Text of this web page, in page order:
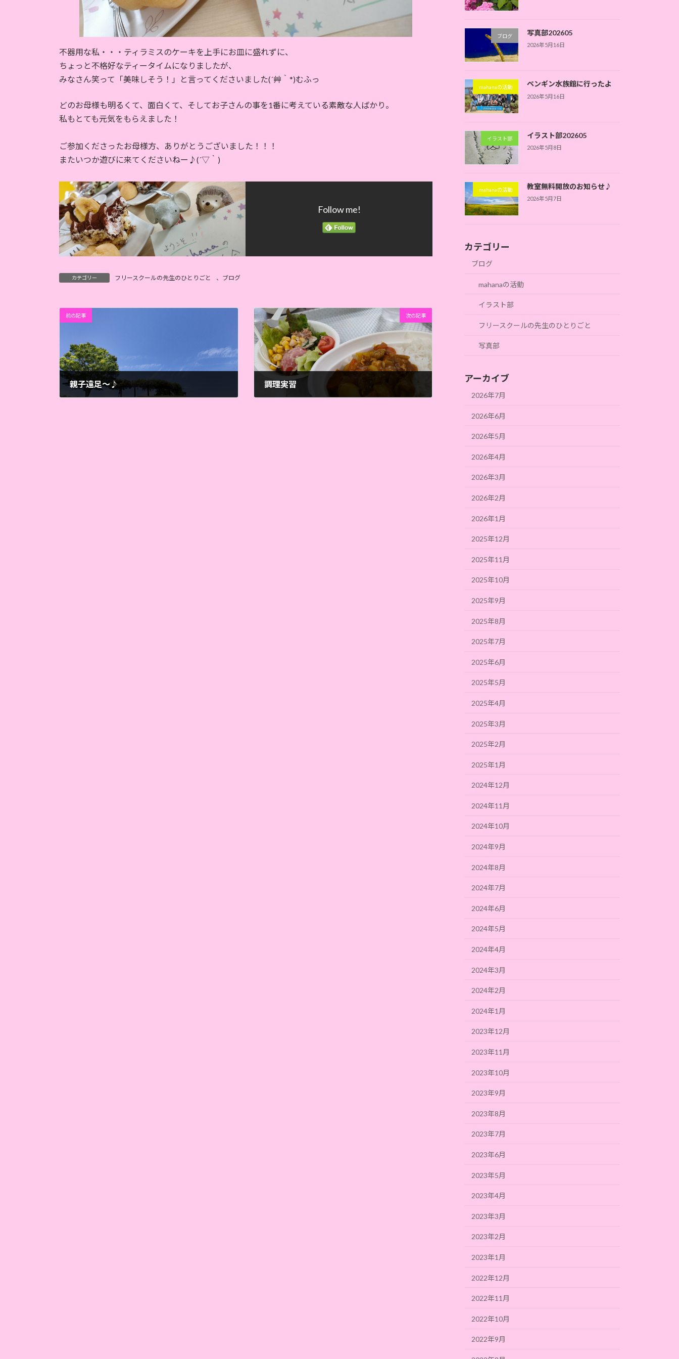
不器用な私・・・ティラミスのケーキを上手にお皿に盛れずに、
ちょっと不格好なティータイムになりましたが、
みなさん笑って「美味しそう！」と言ってくださいました(´艸｀*)むふっ
どのお母様も明るくて、面白くて、そしてお子さんの事を1番に考えている素敵な人ばかり。
私もとても元気をもらえました！
ご参加くださったお母様方、ありがとうございました！！！
またいつか遊びに来てくださいねー♪(´▽｀)
Follow me!
カテゴリー フリースクールの先生のひとりごと 、 ブログ
前の記事
親子遠足～♪
次の記事
調理実習
ブログ 写真部202605
2026年5月16日
mahanaの活動 ペンギン水族館に行ったよ
2026年5月16日
イラスト部 イラスト部202605
2026年5月8日
mahanaの活動 教室無料開放のお知らせ♪
2026年5月7日
カテゴリー
ブログ
mahanaの活動
イラスト部
フリースクールの先生のひとりごと
写真部
アーカイブ
2026年7月
2026年6月
2026年5月
2026年4月
2026年3月
2026年2月
2026年1月
2025年12月
2025年11月
2025年10月
2025年9月
2025年8月
2025年7月
2025年6月
2025年5月
2025年4月
2025年3月
2025年2月
2025年1月
2024年12月
2024年11月
2024年10月
2024年9月
2024年8月
2024年7月
2024年6月
2024年5月
2024年4月
2024年3月
2024年2月
2024年1月
2023年12月
2023年11月
2023年10月
2023年9月
2023年8月
2023年7月
2023年6月
2023年5月
2023年4月
2023年3月
2023年2月
2023年1月
2022年12月
2022年11月
2022年10月
2022年9月